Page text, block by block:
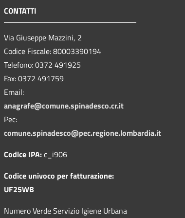
CONTATTI
Via Giuseppe Mazzini, 2
Codice Fiscale: 80003390194
Telefono:0372 491925
Fax:0372 491759
Email:
anagrafe@comune.spinadesco.cr.it
Pec:
comune.spinadesco@pec.regione.lombardia.it
Codice IPA:c_i906
Codice univoco per fatturazione:
UF25WB
Numero Verde Servizio Igiene Urbana